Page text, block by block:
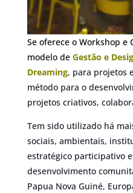
Se oferece o Workshop
modelo deGestão e
Dreaming, para projetos
método para o
projetos criativos,
Tem sido utilizado há
sociais, ambientais,
estratégico participativo
desenvolvimento
Papua Nova Guiné,